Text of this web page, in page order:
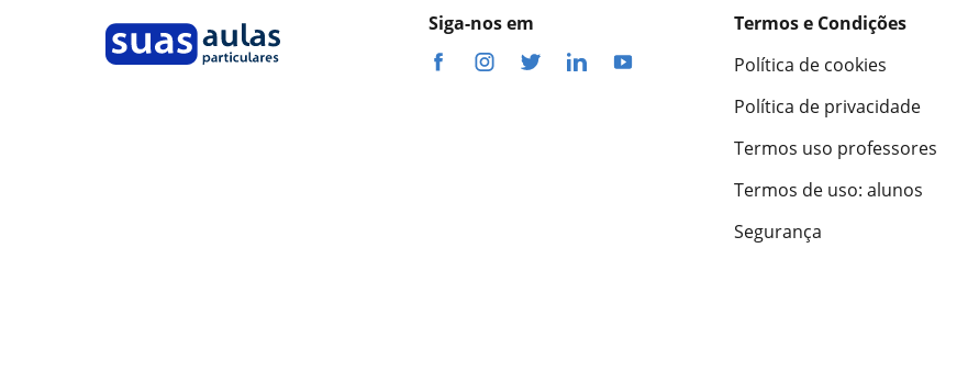
Siga-nos em
Termos e Condições
Política de cookies
Política de privacidade
Termos uso professores
Termos de uso: alunos
Segurança